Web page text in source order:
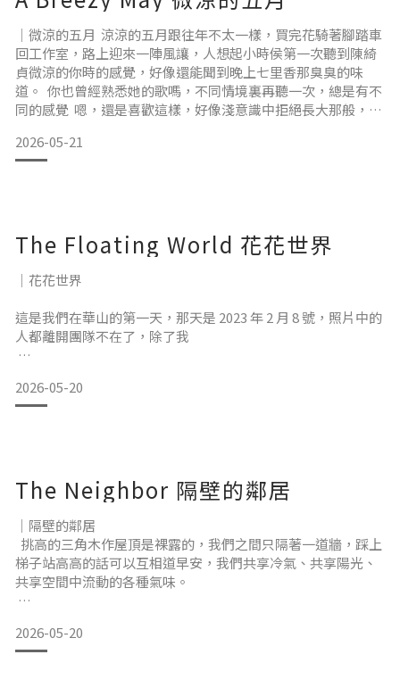
｜微涼的五月 涼涼的五月跟往年不太一樣，買完花騎著腳踏車
回工作室，路上迎來一陣風讓，人想起小時侯第一次聽到陳綺
貞微涼的你時的感覺，好像還能聞到晚上七里香那臭臭的味
道。 你也曾經熟悉她的歌嗎，不同情境裏再聽一次，總是有不
同的感覺 嗯，還是喜歡這樣，好像淺意識中拒絕長大那般，喜
美的小泡芙 早安早安，你今天播了什麼歌呢？祝你有美好的一
天，自己喜歡的一天
2026-05-21
The Floating World 花花世界
｜花花世界
這是我們在華山的第一天，那天是 2023 年 2 月 8 號，照片中的
人都離開團隊不在了，除了我
心裡覺得空落落、酸酸的，好像失戀一樣。原來面對同事的離
職是這麼難受的事嗎，這樣的事會一直發生嗎，那以後我該怎
了，我該怎麼辦
這三年來，身邊來去的同事多了，有些是不適任、有些是開
學、有些有不同的職涯規劃、也有些是快閃結束的不得不、漸
漸地，好像那份失落的情緒也慢慢淡了
2026-05-20
The Neighbor 隔壁的鄰居
｜隔壁的鄰居
挑高的三角木作屋頂是裸露的，我們之間只隔著一道牆，踩上
梯子站高高的話可以互相道早安，我們共享冷氣、共享陽光、
共享空間中流動的各種氣味。
每天上下班、上廁所，都會遇到隔壁的鄰居，我會點頭打招
2026-05-20